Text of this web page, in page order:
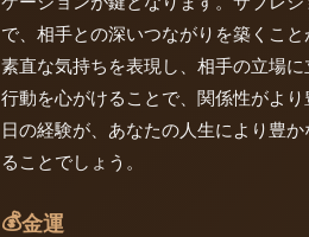
で、相手との深いつながりを築くこと
素直な気持ちを表現し、相手の立場
行動を心がけることで、関係性がよ
日の経験が、あなたの人生により豊
ることでしょう。
💰金運